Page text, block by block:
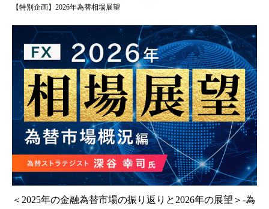
【特別企画】2026年為替相場展望
＜2025年の金融為替市場の振り返りと2026年の展望＞-為